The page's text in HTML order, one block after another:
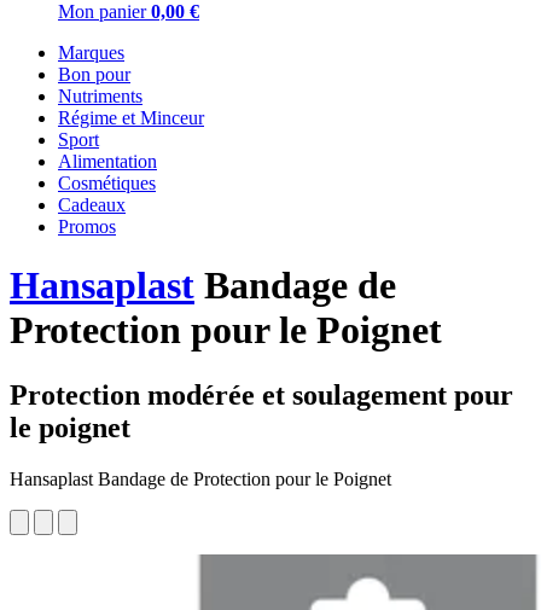
Mon panier 0,00 €
Marques
Bon pour
Nutriments
Régime et Minceur
Sport
Alimentation
Cosmétiques
Cadeaux
Promos
Hansaplast Bandage de
Protection pour le Poignet
Protection modérée et soulagement pour
le poignet
Hansaplast Bandage de Protection pour le Poignet